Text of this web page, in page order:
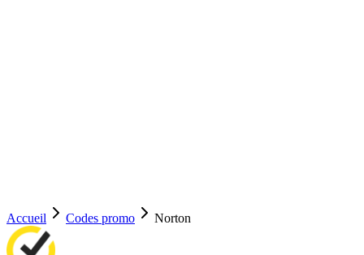
Accueil Codes promo Norton